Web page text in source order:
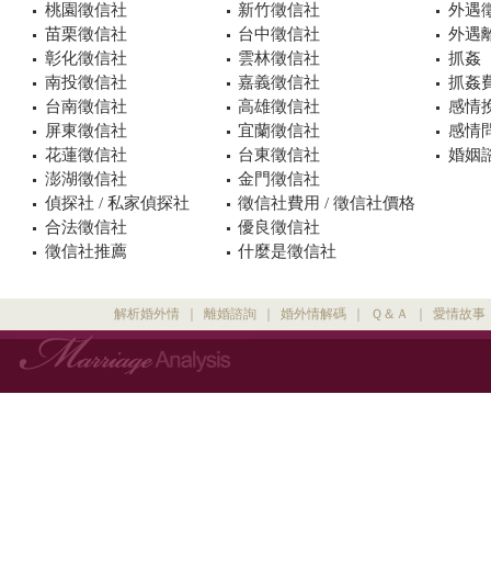
桃園徵信社
新竹徵信社
苗栗徵信社
台中徵信社
彰化徵信社
雲林徵信社
南投徵信社
嘉義徵信社
台南徵信社
高雄徵信社
屏東徵信社
宜蘭徵信社
花蓮徵信社
台東徵信社
澎湖徵信社
金門徵信社
偵探社 / 私家偵探社
徵信社費用 / 徵信社價格
合法徵信社
優良徵信社
徵信社推薦
什麼是徵信社
外遇
外遇
抓姦
抓姦
感情
感情
婚姻
解析婚外情 離婚諮詢 婚外情解碼 Ｑ＆Ａ 愛情故事